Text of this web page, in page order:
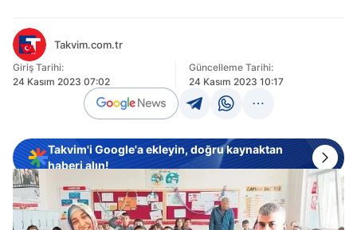
Takvim.com.tr
Giriş Tarihi:
24 Kasım 2023 07:02
Güncelleme Tarihi:
24 Kasım 2023 10:17
Takvim'i Google'a ekleyin, doğru kaynaktan
haberi alın!